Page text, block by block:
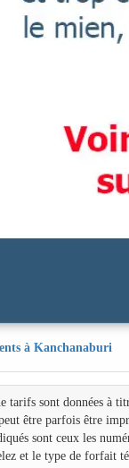
à Kanchanaburi
tarifs sont données à
être parfois être
sont ceux les
et le type de forfait